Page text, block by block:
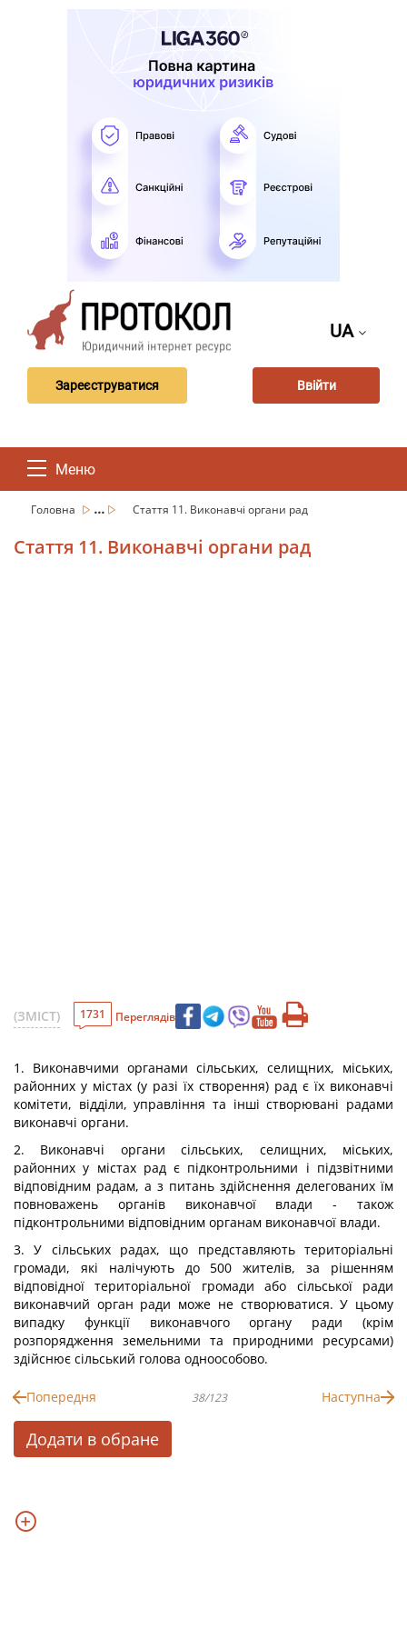
UA
Зареєструватися Ввійти
Меню
Головна ... Стаття 11. Виконавчі органи рад
Стаття 11. Виконавчі органи рад
(ЗМІСТ) 1731 Переглядів
1. Виконавчими органами сільських, селищних, міських,
районних у містах (у разі їх створення) рад є їх виконавчі
комітети, відділи, управління та інші створювані радами
виконавчі органи.
2. Виконавчі органи сільських, селищних, міських,
районних у містах рад є підконтрольними і підзвітними
відповідним радам, а з питань здійснення делегованих їм
повноважень органів виконавчої влади - також
підконтрольними відповідним органам виконавчої влади.
3. У сільських радах, що представляють територіальні
громади, які налічують до 500 жителів, за рішенням
відповідної територіальної громади або сільської ради
виконавчий орган ради може не створюватися. У цьому
випадку функції виконавчого органу ради (крім
розпорядження земельними та природними ресурсами)
здійснює сільський голова одноособово.
Попередня 38/123 Наступна
Додати в обране